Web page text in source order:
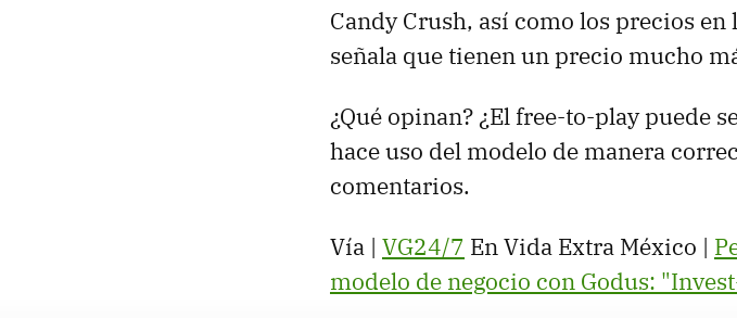
Candy Crush, así como los precios en
señala que tienen un precio mucho
¿Qué opinan? ¿El free-to-play puede
hace uso del modelo de manera
comentarios.
Vía | VG24/7 En Vida Extra México |
modelo de negocio con Godus: